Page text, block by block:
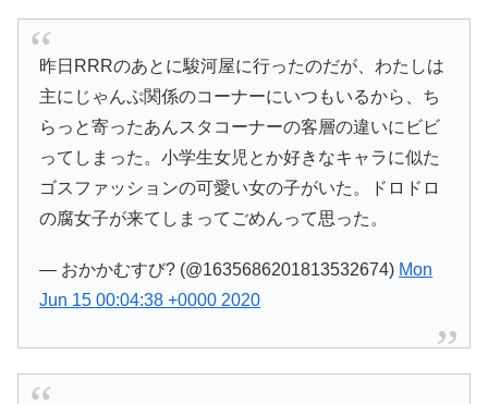
昨日RRRのあとに駿河屋に行ったのだが、わたしは
主にじゃんぷ関係のコーナーにいつもいるから、ち
らっと寄ったあんスタコーナーの客層の違いにビビ
ってしまった。小学生女児とか好きなキャラに似た
ゴスファッションの可愛い女の子がいた。ドロドロ
の腐女子が来てしまってごめんって思った。
— おかかむすび? (@1635686201813532674) Mon
Jun 15 00:04:38 +0000 2020